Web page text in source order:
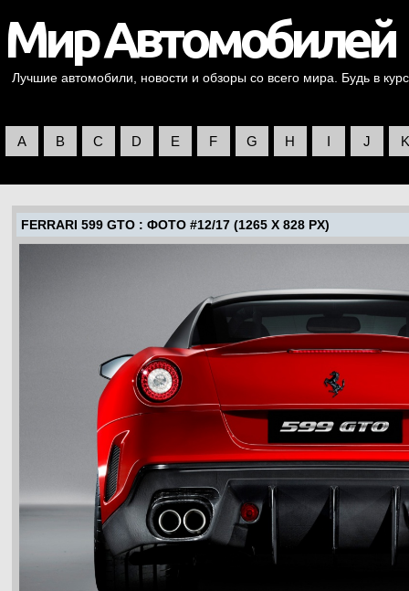
Лучшие автомобили, новости и обзоры со всего мира. Будь в
A B C D E F G H I J K
FERRARI 599 GTO : ФОТО #12/17 (1265 X 828 PX)